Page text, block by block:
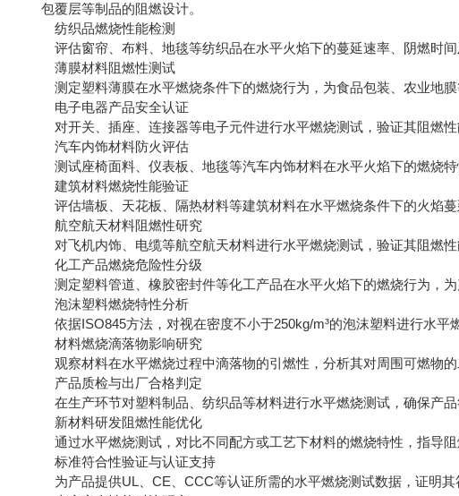
包覆层等制品的阻燃设计。
纺织品燃烧性能检测
评估窗帘、布料、地毯等纺织品在水平火焰下的蔓延速率、阴燃时
薄膜材料阻燃性测试
测定塑料薄膜在水平燃烧条件下的燃烧行为，为食品包装、农业地膜
电子电器产品安全认证
对开关、插座、连接器等电子元件进行水平燃烧测试，验证其阻燃
汽车内饰材料防火评估
测试座椅面料、仪表板、地毯等汽车内饰材料在水平火焰下的燃烧
建筑材料燃烧性能验证
评估墙板、天花板、隔热材料等建筑材料在水平燃烧条件下的火焰
航空航天材料阻燃性研究
对飞机内饰、电缆等航空航天材料进行水平燃烧测试，验证其阻燃性
化工产品燃烧危险性分级
测定塑料管道、橡胶密封件等化工产品在水平火焰下的燃烧行为，为
泡沫塑料燃烧特性分析
依据ISO845方法，对视在密度不小于250kg/m³的泡沫塑料进行水平
材料燃烧滴落物影响研究
观察材料在水平燃烧过程中滴落物的引燃性，分析其对周围可燃物的
产品质检与出厂合格判定
在生产环节对塑料制品、纺织品等材料进行水平燃烧测试，确保产
新材料研发阻燃性能优化
通过水平燃烧测试，对比不同配方或工艺下材料的燃烧特性，指导阻
标准符合性验证与认证支持
为产品提供UL、CE、CCC等认证所需的水平燃烧测试数据，证明其